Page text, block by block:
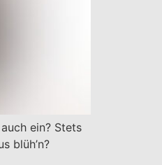
ein? Stets
blüh’n?